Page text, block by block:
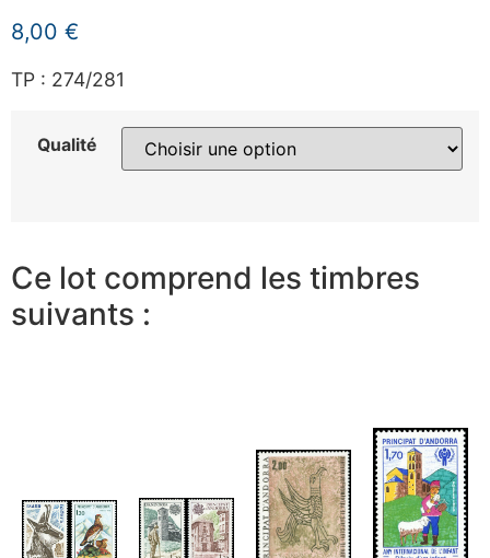
8,00 €
TP : 274/281
Qualité
Ce lot comprend les timbres
suivants :